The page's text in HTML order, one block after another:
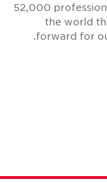
52,000
the world
forward for